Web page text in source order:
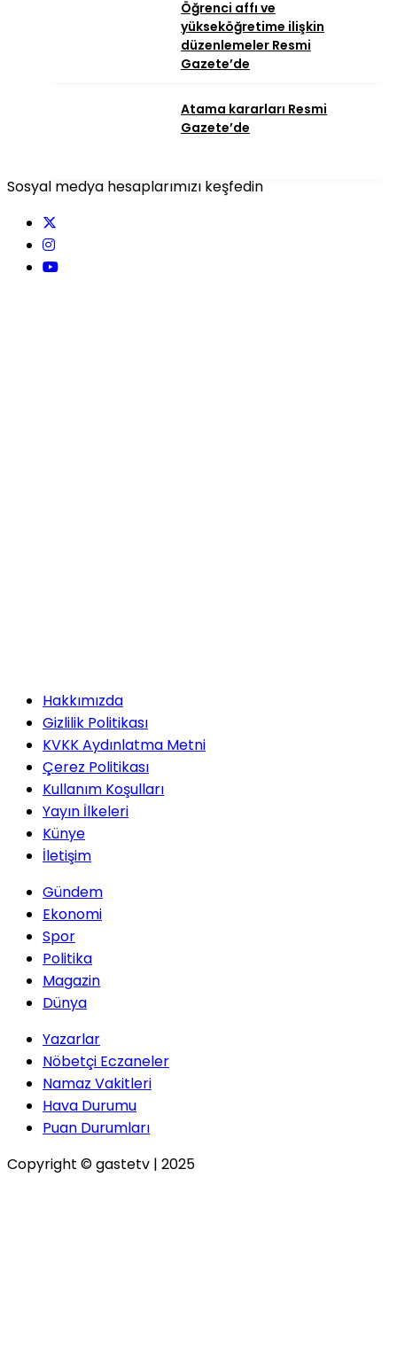
Öğrenci affı ve
yükseköğretime ilişkin
düzenlemeler Resmi
Gazete’de
Atama kararları Resmi
Gazete’de
Sosyal medya hesaplarımızı keşfedin
Hakkımızda
Gizlilik Politikası
KVKK Aydınlatma Metni
Çerez Politikası
Kullanım Koşulları
Yayın İlkeleri
Künye
İletişim
Gündem
Ekonomi
Spor
Politika
Magazin
Dünya
Yazarlar
Nöbetçi Eczaneler
Namaz Vakitleri
Hava Durumu
Puan Durumları
Copyright © gastetv | 2025